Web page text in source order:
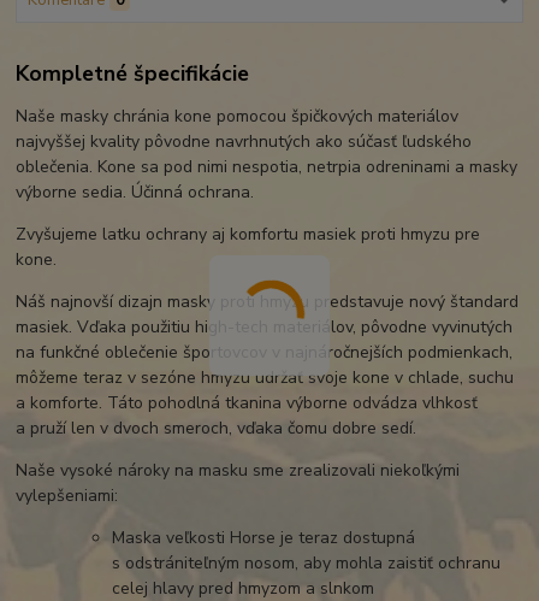
Kompletné špecifikácie
Naše masky chránia kone pomocou špičkových materiálov
najvyššej kvality pôvodne navrhnutých ako súčasť ľudského
oblečenia. Kone sa pod nimi nespotia, netrpia odreninami a masky
výborne sedia. Účinná ochrana.
Zvyšujeme latku ochrany aj komfortu masiek proti hmyzu pre
kone.
Náš najnovší dizajn masky proti hmyzu predstavuje nový štandard
masiek. Vďaka použitiu high-tech materiálov, pôvodne vyvinutých
na funkčné oblečenie športovcov v najnáročnejších podmienkach,
môžeme teraz v sezóne hmyzu udržať svoje kone v chlade, suchu
a komforte. Táto pohodlná tkanina výborne odvádza vlhkosť
a pruží len v dvoch smeroch, vďaka čomu dobre sedí.
Naše vysoké nároky na masku sme zrealizovali niekoľkými
vylepšeniami:
Maska veľkosti Horse je teraz dostupná
s odstrániteľným nosom, aby mohla zaistiť ochranu
celej hlavy pred hmyzom a slnkom